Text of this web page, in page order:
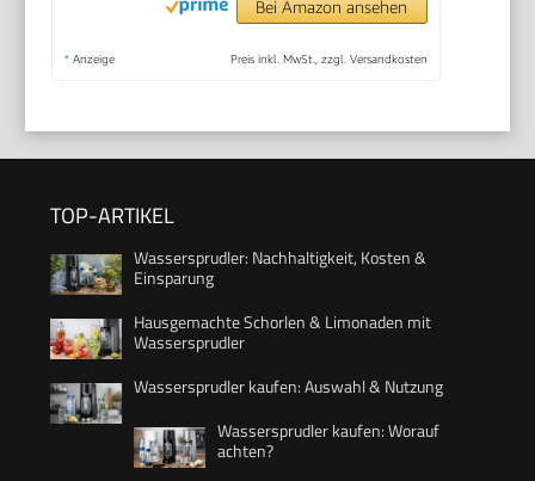
Bei Amazon ansehen
* Anzeige Preis inkl. MwSt., zzgl. Versandkosten
TOP-ARTIKEL
Wassersprudler: Nachhaltigkeit, Kosten &
Einsparung
Hausgemachte Schorlen & Limonaden mit
Wassersprudler
Wassersprudler kaufen: Auswahl & Nutzung
Wassersprudler kaufen: Worauf
achten?